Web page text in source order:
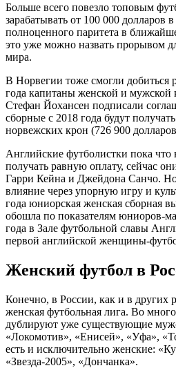
Больше всего повезло топовым
зарабатывать от 100 000 долларов
полноценного паритета в
это уже можно назвать прорывом
мира.
В Норвегии тоже смогли добиться
года капитаны женской и
Стефан Йохансен подписали
сборные с 2018 года будут
норвежских крон (726 900
Английские футболистки пока
получать равную оплату, сейчас
Гарри Кейна и Джейдона Санчо. Но
влияние через упорную игру и
года юниорская женская сборная
обошла по показателям юниоров-
года в Зале футбольной славы
первой английской женщины-
Женский футбол в
Конечно, в России, как и в других
женская футбольная лига. Во
дублируют уже существующие
«Локомотив», «Енисей», «Уфа»,
есть и исключительно женские:
«Звезда-2005», «Дончанка».